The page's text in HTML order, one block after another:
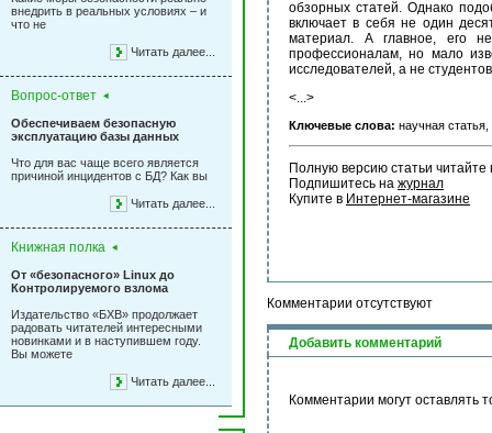
внедрить в реальных условиях – и
что не
Читать далее...
Вопрос-ответ
Обеспечиваем безопасную
эксплуатацию базы данных
Что для вас чаще всего является
причиной инцидентов с БД? Как вы
Читать далее...
Книжная полка
От «безопасного» Linux до
Контролируемого взлома
Издательство «БХВ» продолжает
радовать читателей интересными
новинками и в наступившем году.
Вы можете
Читать далее...
обзорных статей. Однако
включает в себя не один
материал. А главное, его
профессионалам, но мало
исследователей, а не
<...>
Ключевые слова: научная
Полную версию статьи читайте
Подпишитесь на журнал
Купите в Интернет-магазине
Комментарии отсутствуют
Добавить комментарий
Комментарии могут оставлять